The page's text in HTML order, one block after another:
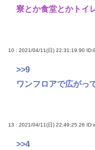
寮とか食堂とかトイ
10 : 2021/04/11(日) 22:31:19.90
>>9
ワンフロアで広がっ
13 : 2021/04/11(日) 22:49:25.26
>>4